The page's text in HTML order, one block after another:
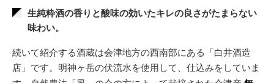
生純粋酒の香りと酸味の効いたキレの良さがたまらない
味わい。
続いて紹介する酒蔵は会津地方の西南部にある「白井酒造
店」です。明神ヶ岳の伏流水を使用して、仕込みをしていま